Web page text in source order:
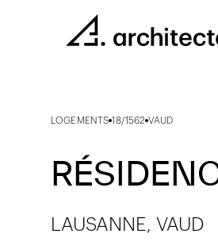
LOGEMENTS 18/1562 VAUD
LAUSANNE, VAUD